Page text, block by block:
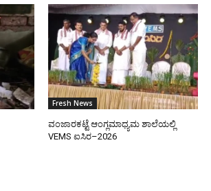
Fresh News
ವಂಜಾರಕಟ್ಟೆ ಆಂಗ್ಲಮಾಧ್ಯಮ ಶಾಲೆಯಲ್ಲಿ
VEMS ಐಸಿರ–2026